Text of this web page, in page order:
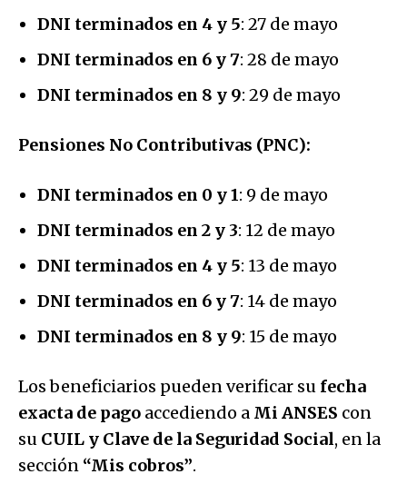
DNI terminados en 4 y 5: 27 de mayo
DNI terminados en 6 y 7: 28 de mayo
DNI terminados en 8 y 9: 29 de mayo
Pensiones No Contributivas (PNC):
DNI terminados en 0 y 1: 9 de mayo
DNI terminados en 2 y 3: 12 de mayo
DNI terminados en 4 y 5: 13 de mayo
DNI terminados en 6 y 7: 14 de mayo
DNI terminados en 8 y 9: 15 de mayo
Los beneficiarios pueden verificar su fecha
exacta de pago accediendo a Mi ANSES con
su CUIL y Clave de la Seguridad Social, en la
sección “Mis cobros”.